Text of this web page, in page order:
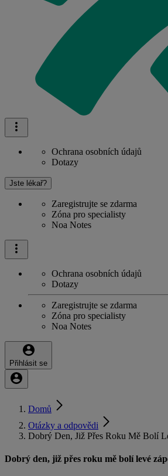
Ochrana osobních údajů
Dotazy
Jste lékař?
Zaregistrujte se zdarma
Zóna pro specialisty
Noa Notes
Ochrana osobních údajů
Dotazy
Zaregistrujte se zdarma
Zóna pro specialisty
Noa Notes
Přihlásit se
Domů
Otázky a odpovědi
Dobrý Den, Již Přes Roku Mě Bolí
Dobrý den, již přes roku mě bolí levé